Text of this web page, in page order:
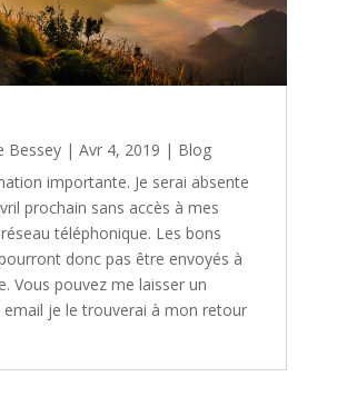
Bessey| Avr 4, 2019 | Blog
importante. Je serai absente
prochain sans accès à mes
téléphonique. Les bons
donc pas être envoyés à
Vous pouvez me laisser un
email je le trouverai à mon retour